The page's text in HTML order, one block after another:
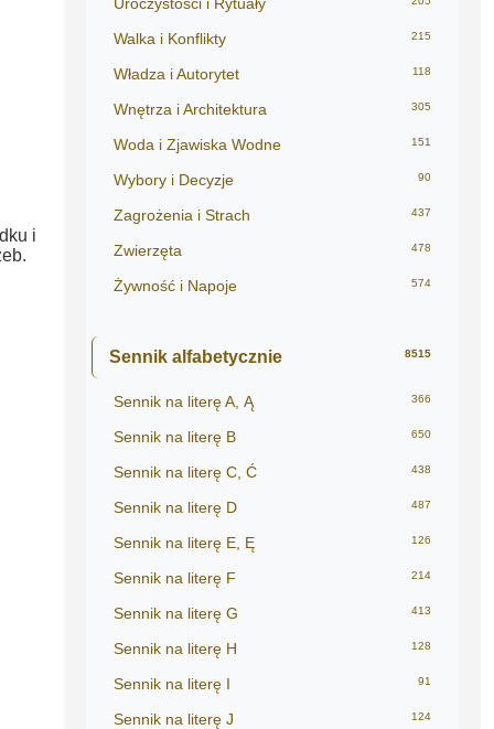
i
Walka i Konflikty 215
Władza i Autorytet 118
Wnętrza i Architektura 305
Woda i Zjawiska Wodne 151
Wybory i Decyzje 90
Zagrożenia i Strach 437
Zwierzęta 478
Żywność i Napoje 574
Sennik alfabetycznie 8515
Sennik na literę A, Ą 366
Sennik na literę B 650
Sennik na literę C, Ć 438
Sennik na literę D 487
Sennik na literę E, Ę 126
Sennik na literę F 214
Sennik na literę G 413
Sennik na literę H 128
Sennik na literę I 91
Sennik na literę J 124